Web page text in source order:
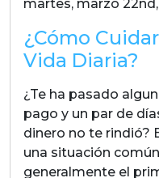
martes, marzo
¿Cómo
Vida Diaria?
¿Te ha pasado
pago y un par de
dinero no te rindió?
una situación
generalmente el